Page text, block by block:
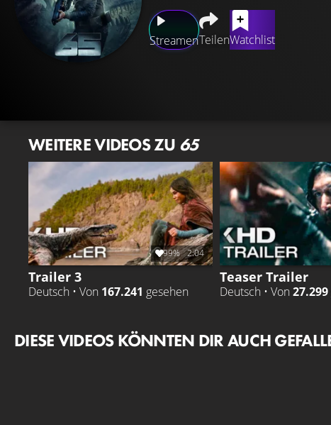
StreamenTeilenWatchlist
WEITERE VIDEOS ZU 65
99% 2:04
Trailer 3
Deutsch • Von 167.241 gesehen
Teaser Trailer
Deutsch • Von 27.299
DIESE VIDEOS KÖNNTEN DIR AUCH